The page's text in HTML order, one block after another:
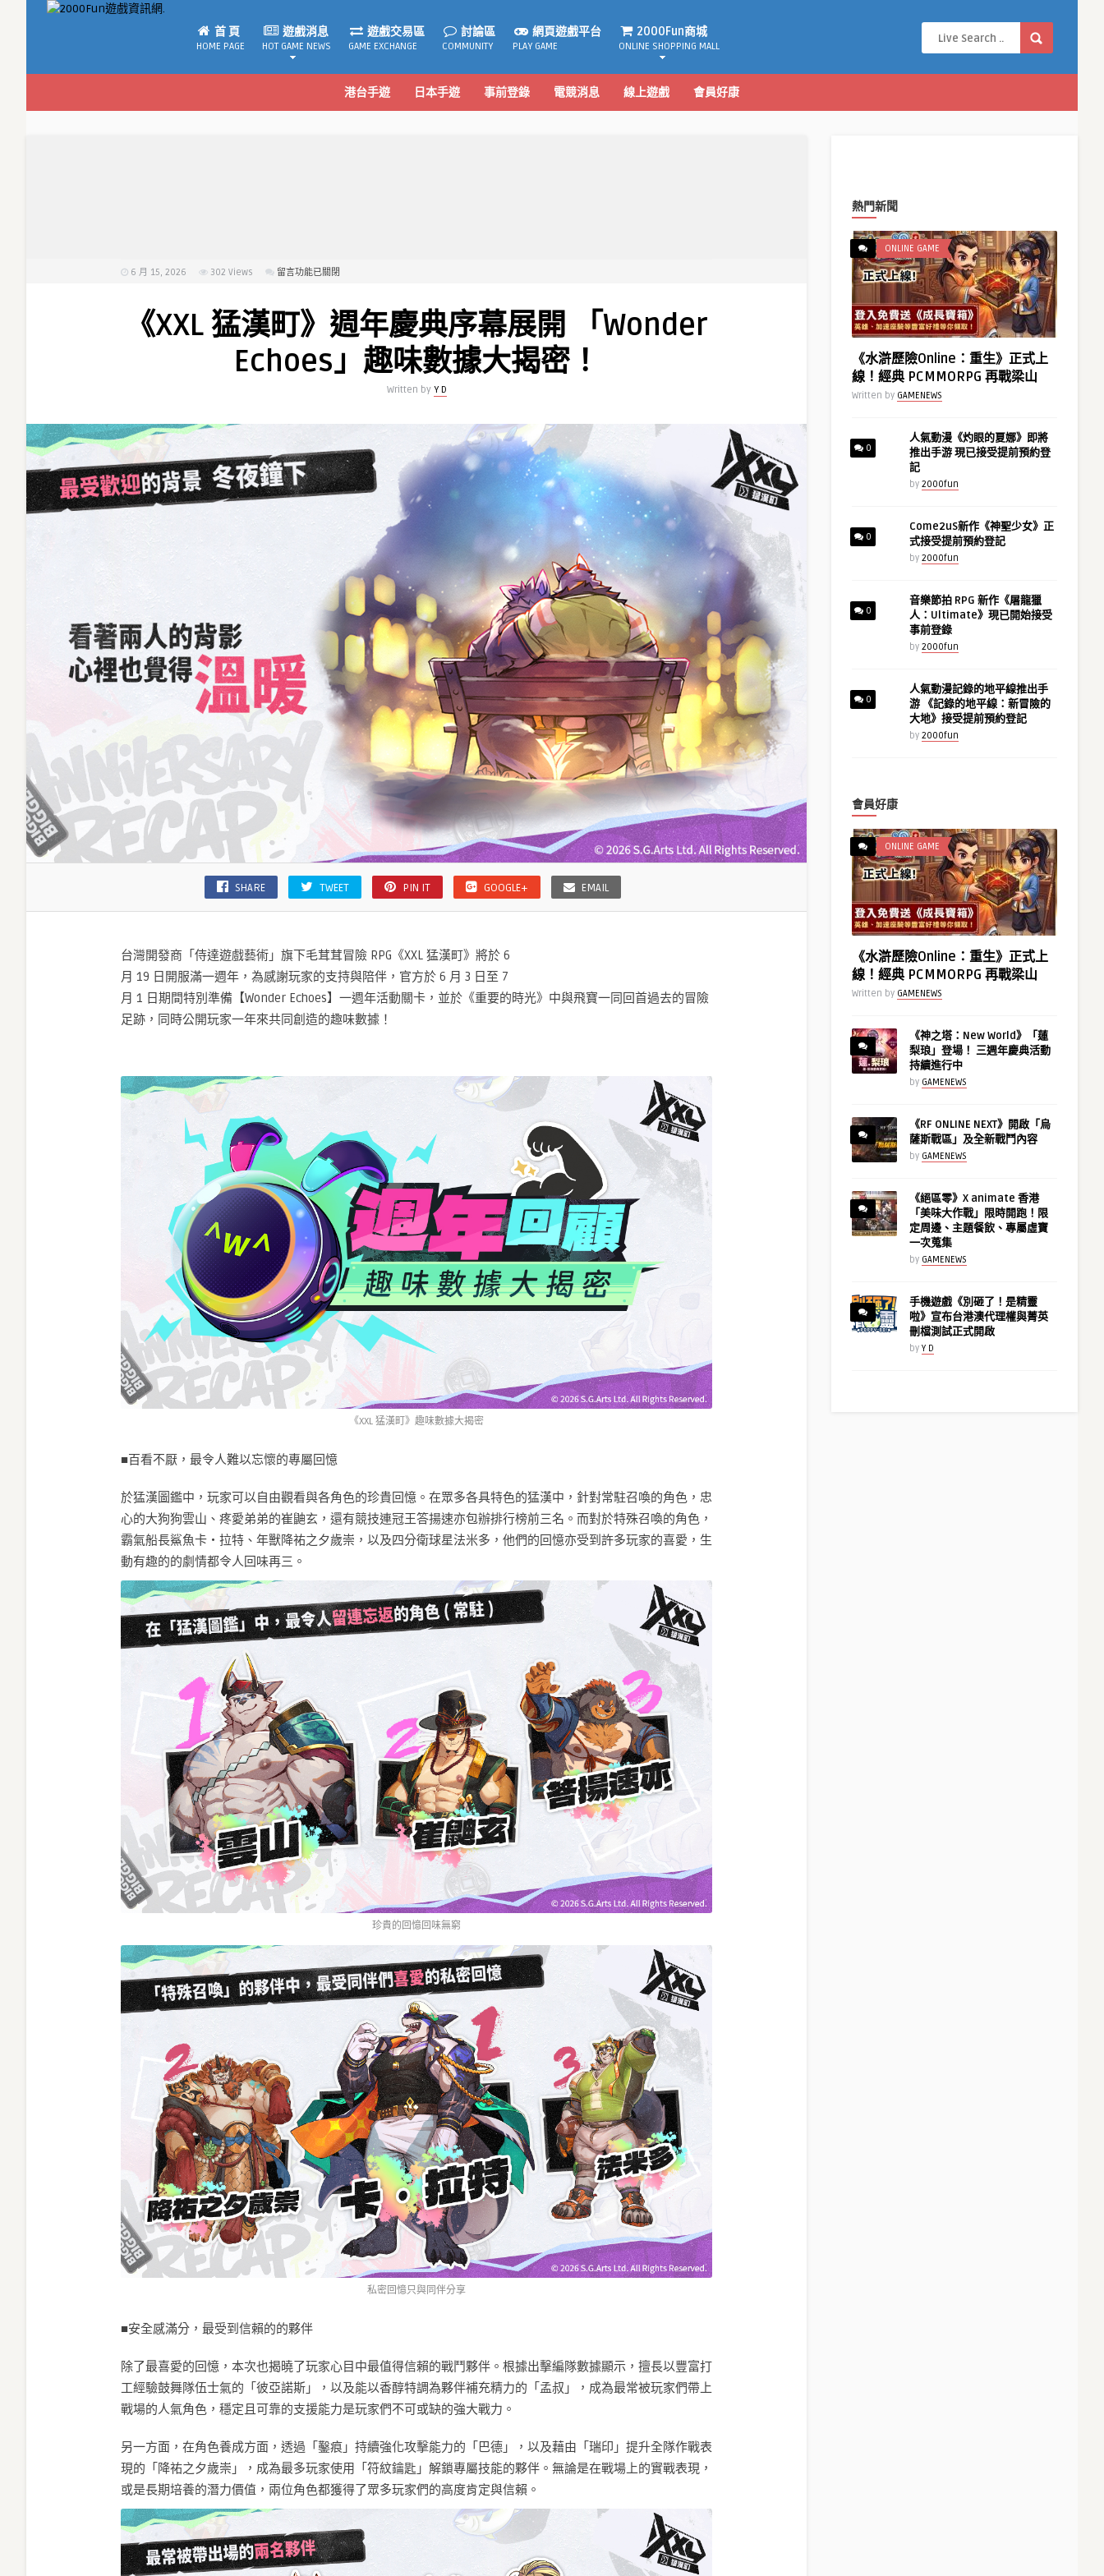
首 頁
HOME PAGE
遊戲消息
HOT GAME NEWS
遊戲交易區
GAME EXCHANGE
討論區
COMMUNITY
網頁遊戲平台
PLAY GAME
2000Fun商城
ONLINE SHOPPING MALL
港台手遊 日本手遊 事前登錄 電競消息 線上遊戲 會員好康
6 月 15, 2026 302 Views
在
猛
漢
週
幕
展
開
Echoes」
密！〉
中
留言功能已關閉
《XXL 猛漢町》週年慶典序幕展開 「Wonder
Echoes」趣味數據大揭密！
Written by Y D
SHARE TWEET PIN IT GOOGLE+ EMAIL
台灣開發商「侍達遊戲藝術」旗下毛茸茸冒險 RPG《XXL 猛漢町》將於 6
月 19 日開服滿一週年，為感謝玩家的支持與陪伴，官方於 6 月 3 日至 7
月 1 日期間特別準備【Wonder Echoes】一週年活動關卡，並於《重要的時光》中與飛寶一同回首過去的冒險
足跡，同時公開玩家一年來共同創造的趣味數據！
《XXL 猛漢町》趣味數據大揭密
■百看不厭，最令人難以忘懷的專屬回憶
於猛漢圖鑑中，玩家可以自由觀看與各角色的珍貴回憶。在眾多各具特色的猛漢中，針對常駐召喚的角色，忠
心的大狗狗雲山、疼愛弟弟的崔鼬玄，還有競技連冠王答揚速亦包辦排行榜前三名。而對於特殊召喚的角色，
霸氣船長鯊魚卡‧拉特、年獸降祐之夕歲崇，以及四分衛球星法米多，他們的回憶亦受到許多玩家的喜愛，生
動有趣的的劇情都令人回味再三。
珍貴的回憶回味無窮
私密回憶只與同伴分享
■安全感滿分，最受到信賴的的夥伴
除了最喜愛的回憶，本次也揭曉了玩家心目中最值得信賴的戰鬥夥伴。根據出擊編隊數據顯示，擅長以豐富打
工經驗鼓舞隊伍士氣的「彼亞諾斯」，以及能以香醇特調為夥伴補充精力的「孟叔」，成為最常被玩家們帶上
戰場的人氣角色，穩定且可靠的支援能力是玩家們不可或缺的強大戰力。
另一方面，在角色養成方面，透過「鑿痕」持續強化攻擊能力的「巴德」，以及藉由「瑞印」提升全隊作戰表
現的「降祐之夕歲崇」，成為最多玩家使用「符紋鑰匙」解鎖專屬技能的夥伴。無論是在戰場上的實戰表現，
或是長期培養的潛力價值，兩位角色都獲得了眾多玩家們的高度肯定與信賴。
熱門新聞
ONLINE GAME
《水滸歷險Online：重生》正式上
線！經典 PCMMORPG 再戰梁山
Written by GAMENEWS
0
人氣動漫《灼眼的夏娜》即將
推出手游 現已接受提前預約登
記
by 2000fun
0
Come2uS新作《神聖少女》正
式接受提前預約登記
by 2000fun
0
音樂節拍 RPG 新作《屠龍獵
人：Ultimate》現已開始接受
事前登錄
by 2000fun
0
人氣動漫記錄的地平線推出手
游 《記錄的地平線：新冒險的
大地》接受提前預約登記
by 2000fun
會員好康
ONLINE GAME
《水滸歷險Online：重生》正式上
線！經典 PCMMORPG 再戰梁山
Written by GAMENEWS
《神之塔：New World》「蓮
梨琅」登場！ 三週年慶典活動
持續進行中
by GAMENEWS
《RF ONLINE NEXT》開啟「烏
薩斯戰區」及全新戰鬥內容
by GAMENEWS
《絕區零》X animate 香港
「美味大作戰」限時開跑！限
定周邊、主題餐飲、專屬虛寶
一次蒐集
by GAMENEWS
手機遊戲《別砸了！是精靈
啦》宣布台港澳代理權與菁英
刪檔測試正式開啟
by Y D